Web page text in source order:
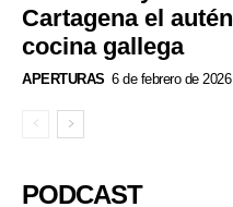
Cartagena el
cocina gallega
APERTURAS 6 de febrero de
PODCAST